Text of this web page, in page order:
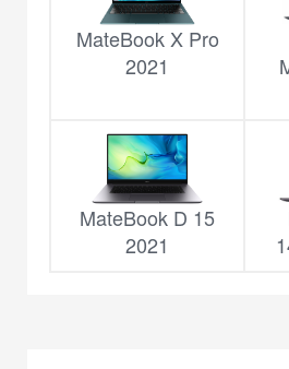
MateBook X Pro
2021
MateBook D 15
2021